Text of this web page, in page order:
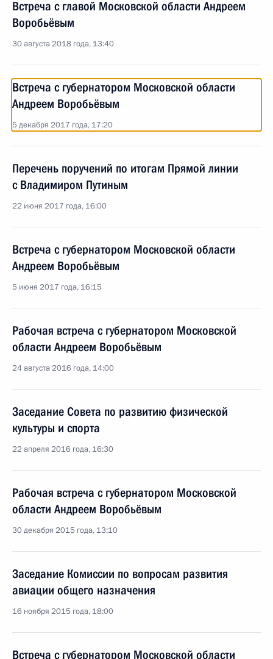
Встреча с главой Московской области Андреем
Воробьёвым
30 августа 2018 года, 13:40
Встреча с губернатором Московской области
Андреем Воробьёвым
5 декабря 2017 года, 17:20
Перечень поручений по итогам Прямой линии
с Владимиром Путиным
22 июня 2017 года, 16:00
Встреча с губернатором Московской области
Андреем Воробьёвым
5 июня 2017 года, 16:15
Рабочая встреча с губернатором Московской
области Андреем Воробьёвым
24 августа 2016 года, 14:00
Заседание Совета по развитию физической
культуры и спорта
22 апреля 2016 года, 16:30
Рабочая встреча с губернатором Московской
области Андреем Воробьёвым
30 декабря 2015 года, 13:10
Заседание Комиссии по вопросам развития
авиации общего назначения
16 ноября 2015 года, 18:00
Встреча с губернатором Московской области